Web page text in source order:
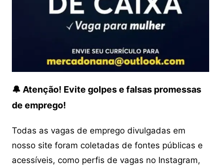
🔔 Atenção! Evite golpes e falsas promessas
de emprego!
Todas as vagas de emprego divulgadas em
nosso site foram coletadas de fontes públicas e
acessíveis, como perfis de vagas no Instagram,